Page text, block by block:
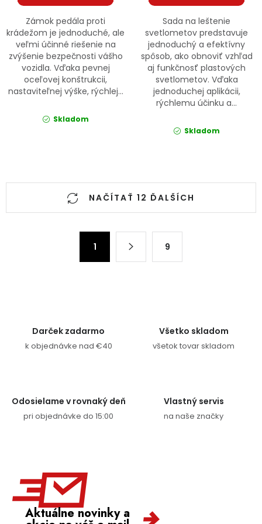
Zámok pedála proti
krádežom je jednoduché, ale
veľmi účinné riešenie na
zvýšenie bezpečnosti vášho
vozidla. Vďaka pevnej
oceľovej konštrukcii,
nastaviteľnej výške, rýchlej...
Skladom
Sada na leštenie
svetlometov predstavuje
jednoduchý a efektívny
spôsob, ako obnoviť vzhľad
aj funkčnosť plastových
svetlometov. Vďaka
jednoduchej aplikácii,
rýchlemu účinku a...
Skladom
Ovládacie prvky výpisuNAČÍTAŤ 12 ĎALŠÍCH
1 9
Darček zadarmo
k objednávke nad €40
Všetko skladom
všetok tovar skladom
Odosielame v rovnaký deň
pri objednávke do 15:00
Vlastný servis
na naše značky
Aktuálne novinky a